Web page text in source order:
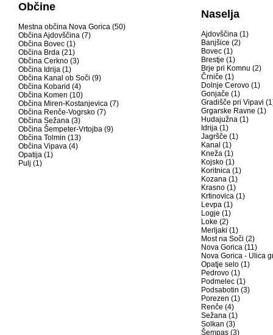
Občine
Mestna občina Nova Gorica (50)
Občina Ajdovščina (7)
Občina Bovec (1)
Občina Brda (21)
Občina Cerkno (3)
Občina Idrija (1)
Občina Kanal ob Soči (9)
Občina Kobarid (4)
Občina Komen (10)
Občina Miren-Kostanjevica (7)
Občina Renče-Vogrsko (7)
Občina Sežana (3)
Občina Šempeter-Vrtojba (9)
Občina Tolmin (13)
Občina Vipava (4)
Opatija (1)
Pulj (1)
Naselja
Ajdovščina (1)
Banjšice (2)
Bovec (1)
Brestje (1)
Brje pri Komnu (2)
Črniče (1)
Dolnje Cerovo (1)
Gonjače (1)
Gradišče pri Vipavi
Grgarske Ravne (1)
Hudajužna (1)
Idrija (1)
Jagršče (1)
Kanal (1)
Kneža (1)
Kojsko (1)
Koritnica (1)
Kozana (1)
Krasno (1)
Krtinovica (1)
Levpa (1)
Logje (1)
Loke (2)
Merljaki (1)
Most na Soči (2)
Nova Gorica (11)
Nova Gorica - Ulica
Opatje selo (1)
Pedrovo (1)
Podmelec (1)
Podsabotin (3)
Porezen (1)
Renče (4)
Sežana (1)
Solkan (3)
Šempas (3)